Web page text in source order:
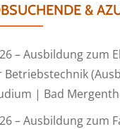
&
– Ausbildung zum
Betriebstechnik
| Bad
– Ausbildung zum